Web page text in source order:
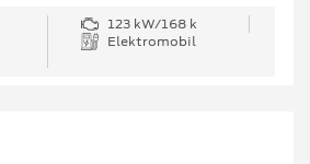
123 kW/168 k
Elektromobil